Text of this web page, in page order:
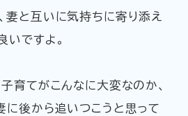
妻と互いに気持ちに寄り添え
いですよ。
育てがこんなに大変なのか、
に後から追いつこうと思って